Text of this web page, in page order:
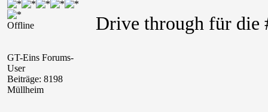
Offline
GT-Eins Forums-
User
Beiträge: 8198
Müllheim
Drive through für